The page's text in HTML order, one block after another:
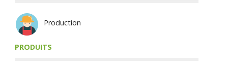
Production
PRODUITS